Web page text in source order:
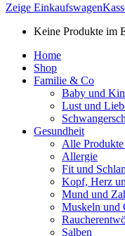
Zeige Einkaufswagen
Keine Produkte im
Home
Shop
Familie & Co
Baby und
Lust und
Gesundheit
Alle
Allergie
Fit und
Kopf, Herz
Mund und
Muskeln und
Salben